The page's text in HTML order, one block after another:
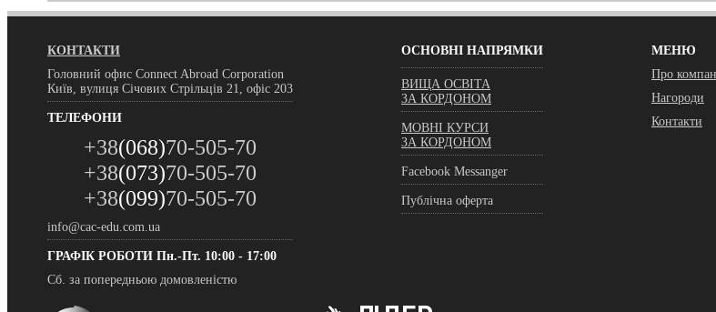
КОНТАКТИ
Головний офис Connect Abroad Corporation
Київ, вулиця Січових Стрільців 21, офіс 203
ТЕЛЕФОНИ
+38(068)70-505-70
+38(073)70-505-70
+38(099)70-505-70
info@cac-edu.com.ua
ГРАФІК РОБОТИ Пн.-Пт. 10:00 - 17:00
Сб. за попередньою домовленістю
ОСНОВНІ НАПРЯМКИ
ВИЩА ОСВІТА
ЗА КОРДОНОМ
МОВНІ КУРСИ
ЗА КОРДОНОМ
Facebook Messanger
Публічна оферта
МЕНЮ
Про
Нагороди
Контакти